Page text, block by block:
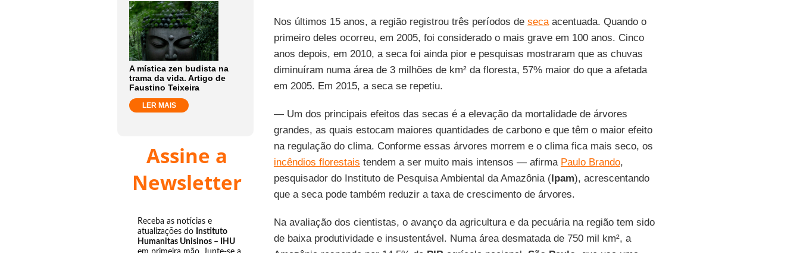
A mística zen budista na
trama da vida. Artigo de
Faustino Teixeira
LER MAIS
Assine a
Newsletter
Receba as notícias e
atualizações do Instituto
Humanitas Unisinos – IHU
Nos últimos 15 anos, a região registrou três períodos de secaacentuada. Quando o
primeiro deles ocorreu, em 2005, foi considerado o mais grave em 100 anos. Cinco
anos depois, em 2010, a seca foi ainda pior e pesquisas mostraram que as chuvas
diminuíram numa área de 3 milhões de km² da floresta, 57% maior do que a afetada
em 2005. Em 2015, a seca se repetiu.
— Um dos principais efeitos das secas é a elevação da mortalidade de árvores
grandes, as quais estocam maiores quantidades de carbono e que têm o maior efeito
na regulação do clima. Conforme essas árvores morrem e o clima fica mais seco, os
incêndios florestais tendem a ser muito mais intensos — afirma Paulo Brando,
pesquisador do Instituto de Pesquisa Ambiental da Amazônia (Ipam), acrescentando
que a seca pode também reduzir a taxa de crescimento de árvores.
Na avaliação dos cientistas, o avanço da agricultura e da pecuária na região tem sido
de baixa produtividade e insustentável. Numa área desmatada de 750 mil km², a